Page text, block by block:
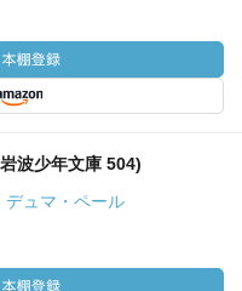
波少年文庫 504)
デュマ・ペール